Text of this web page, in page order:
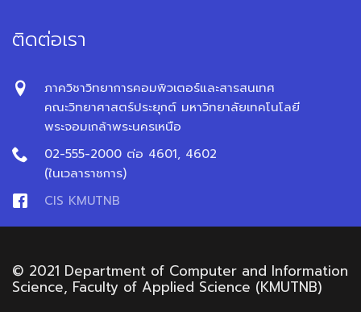
ติดต่อเรา
ภาควิชาวิทยาการคอมพิวเตอร์และสารสนเทศ
คณะวิทยาศาสตร์ประยุกต์ มหาวิทยาลัยเทคโนโลยี
พระจอมเกล้าพระนครเหนือ
02-555-2000 ต่อ 4601, 4602
(ในเวลาราชการ)
CIS KMUTNB
© 2021 Department of Computer and Information
Science, Faculty of Applied Science (KMUTNB)